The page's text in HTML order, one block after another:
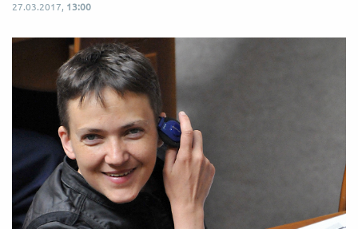
27.03.2017, 13:00